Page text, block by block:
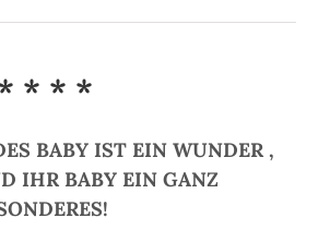
* * *
BABY IST EIN WUNDER ,
IHR BABY EIN GANZ